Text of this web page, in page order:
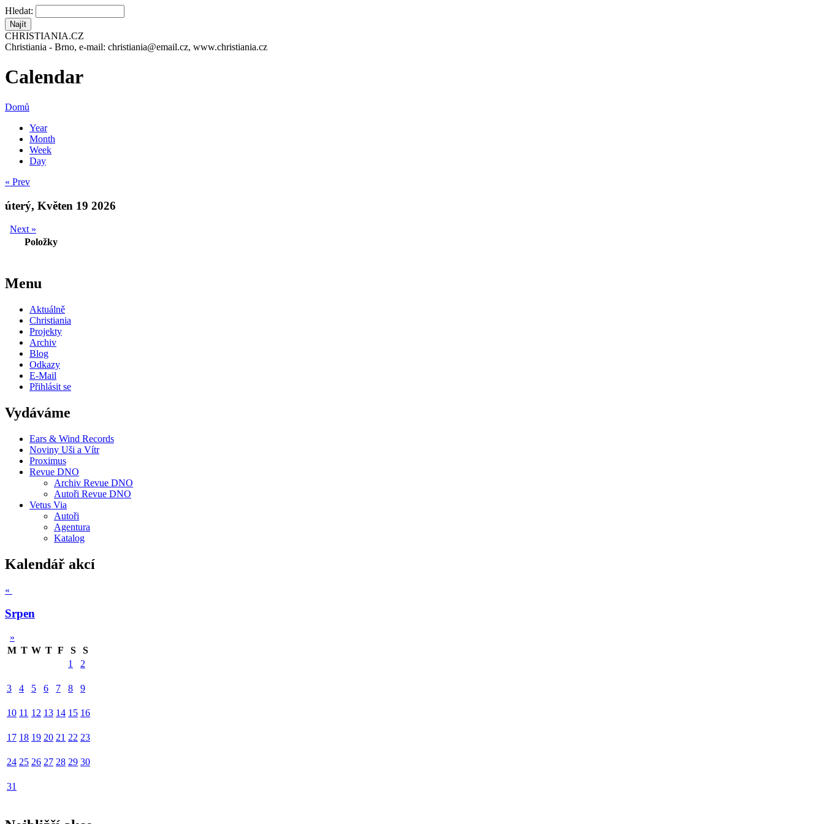
Hledat:
CHRISTIANIA.CZ
Christiania - Brno, e-mail: christiania@email.cz, www.christiania.cz
Calendar
Domů
Year
Month
Week
Day
« Prev
úterý, Květen 19 2026
Next »
Položky
Menu
Aktuálně
Christiania
Projekty
Archiv
Blog
Odkazy
E-Mail
Přihlásit se
Vydáváme
Ears & Wind Records
Noviny Uši a Vítr
Proximus
Revue DNO
Archiv Revue DNO
Autoři Revue DNO
Vetus Via
Autoři
Agentura
Katalog
Kalendář akcí
«
Srpen
»
M T W T F S
S
1
2
3 4 5 6 7 8 9
10 11 12 13 14 15 16
17 18 19 20 21 22 23
24 25 26 27 28 29 30
31